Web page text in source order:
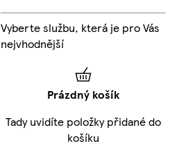
Vyberte službu, která je pro Vás
nejvhodnější
Prázdný košík
Tady uvidíte položky přidané do
košíku